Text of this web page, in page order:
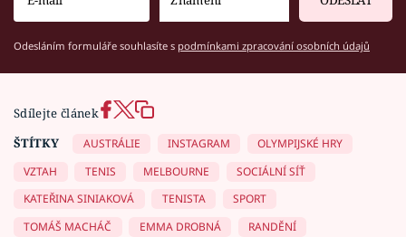
Odesláním formuláře souhlasíte s podmínkami zpracování osobních údajů
Sdílejte článek
ŠTÍTKY
AUSTRÁLIE INSTAGRAM
OLYMPIJSKÉ HRY
VZTAH
TENIS MELBOURNE
SOCIÁLNÍ SÍŤ
KATEŘINA SINIAKOVÁ
TENISTA
SPORT
TOMÁŠ MACHÁČ
EMMA DROBNÁ
RANDĚNÍ